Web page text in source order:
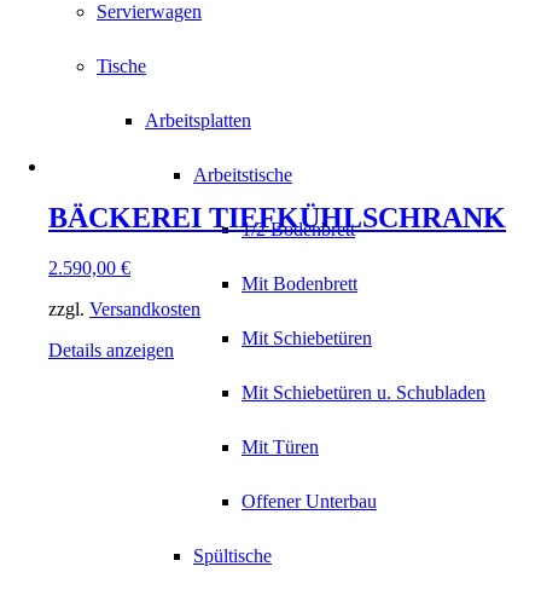
Servierwagen
Tische
Arbeitsplatten
Arbeitstische
1/2 Bodenbrett
Mit Bodenbrett
Mit Schiebetüren
Mit Schiebetüren u. Schubladen
Mit Türen
Offener Unterbau
Spültische
BÄCKEREI TIEFKÜHLSCHRANK
2.590,00 €
zzgl. Versandkosten
Details anzeigen